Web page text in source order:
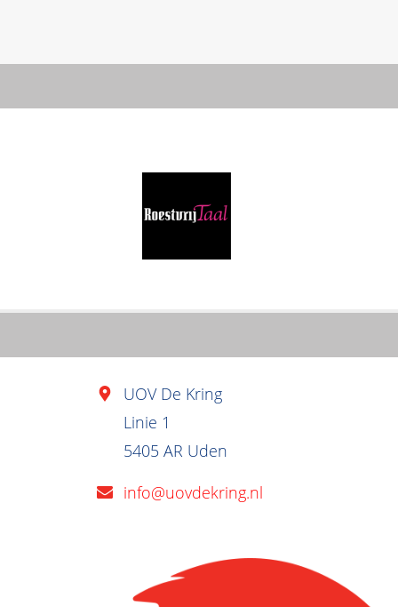
UOV De Kring
Linie 1
5405 AR Uden
info@uovdekring.nl